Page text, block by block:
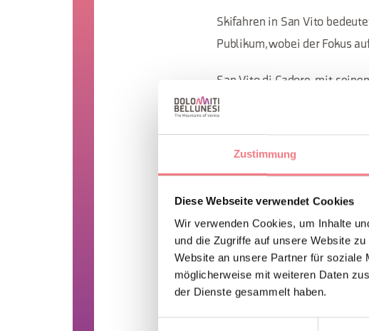
Zustimmung
Diese Webseite verwendet Cookies
Wir verwenden Cookies, um Inhalte
und die Zugriffe auf unsere Website
Website an unsere Partner für soziale
möglicherweise mit weiteren Daten
der Dienste gesammelt haben.
Skifahren in San Vito
Publikum, wobei der Fokus
San Vito di Cadore, mit
dank der vielen für sie
gesamte Gebiet bietet.
Für Tarife und Informationen
https://
EIGENSCHAFTEN
Im Sommer geschlossen.